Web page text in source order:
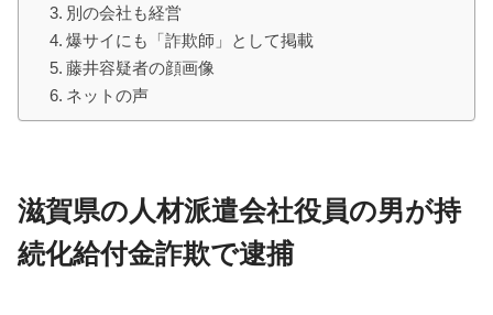
別の会社も経営
爆サイにも「詐欺師」として掲載
藤井容疑者の顔画像
ネットの声
滋賀県の人材派遣会社役員の男が持
続化給付金詐欺で逮捕